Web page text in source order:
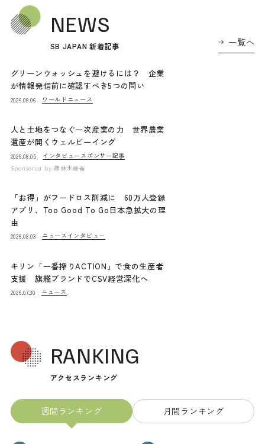
NEWS
SB JAPAN 新着記事 一覧へ
グリーンウォッシュを避けるには？ 企業
が情報発信前に確認すべき5つの問い
2026.08.06 ワールドニュース
人と土地をつなぐ一次産業の力 世界農業
遺産が開くウェルビーイング
2026.08.05 インタビュー スポンサー記事
Sponsored by 農林水産省
「お得」がフードロス削減に 60万人登録
アプリ、Too Good To Go日本急拡大の理
由
2026.08.03 ニュース インタビュー
キリン「一番搾りACTION」で食の生産者
支援 旗艦ブランドでCSV経営深化へ
2026.07.30 ニュース
RANKING
アクセスランキング
週間ランキング 月間ランキング